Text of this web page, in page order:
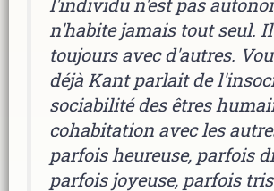
l'individu n'est pas
n'habite jamais tout seul.
toujours avec d'autres.
déjà Kant parlait de
sociabilité des êtres
cohabitation avec les
parfois heureuse, parfois
parfois joyeuse, parfois